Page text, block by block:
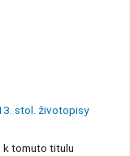
stol. životopisy
k tomuto titulu